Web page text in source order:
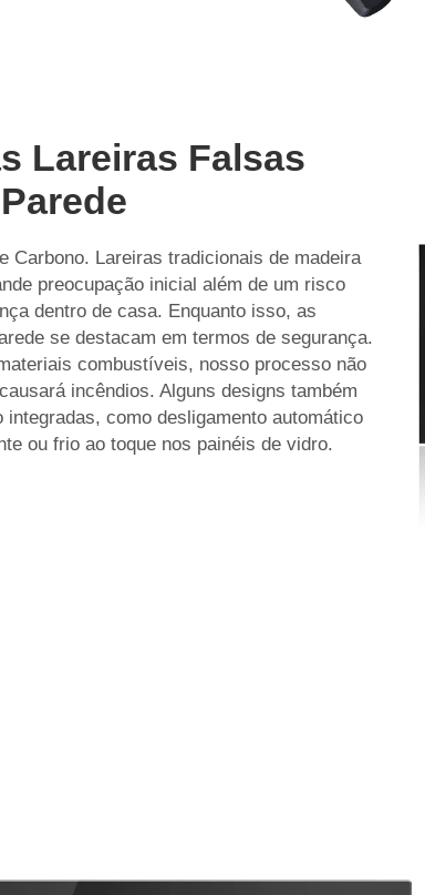
Lareiras Falsas
Carbono. Lareiras tradicionais de madeira
preocupação inicial além de um risco
dentro de casa. Enquanto isso, as
se destacam em termos de segurança.
combustíveis, nosso processo não
incêndios. Alguns designs também
como desligamento automático
ou frio ao toque nos painéis de vidro.